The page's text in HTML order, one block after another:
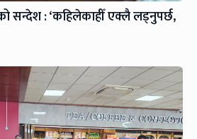
सन्देश : ‘कहिलेकाहीँ एक्लै लड्नुपर्छ,